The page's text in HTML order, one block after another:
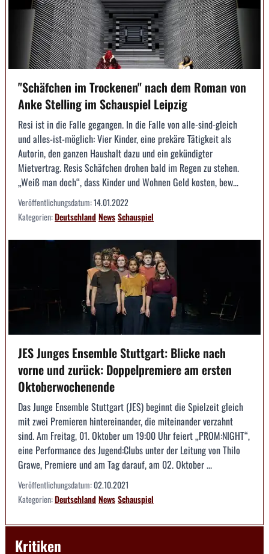
"Schäfchen im Trockenen" nach dem Roman von
Anke Stelling im Schauspiel Leipzig
Resi ist in die Falle gegangen. In die Falle von alle-sind-gleich
und alles-ist-möglich: Vier Kinder, eine prekäre Tätigkeit als
Autorin, den ganzen Haushalt dazu und ein gekündigter
Mietvertrag. Resis Schäfchen drohen bald im Regen zu stehen.
„Weiß man doch“, dass Kinder und Wohnen Geld kosten, bew...
Veröffentlichungsdatum:14.01.2022
Kategorien:DeutschlandNewsSchauspiel
JES Junges Ensemble Stuttgart: Blicke nach
vorne und zurück: Doppelpremiere am ersten
Oktoberwochenende
Das Junge Ensemble Stuttgart (JES) beginnt die Spielzeit gleich
mit zwei Premieren hintereinander, die miteinander verzahnt
sind. Am Freitag, 01. Oktober um 19:00 Uhr feiert „PROM:NIGHT“,
eine Performance des Jugend:Clubs unter der Leitung von Thilo
Grawe, Premiere und am Tag darauf, am 02. Oktober ...
Veröffentlichungsdatum:02.10.2021
Kategorien:DeutschlandNewsSchauspiel
Kritiken